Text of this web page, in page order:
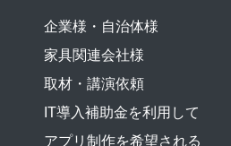
企業様・自治体様
家具関連会社様
取材・講演依頼
IT導入補助金を利用して
アプリ制作を希望される